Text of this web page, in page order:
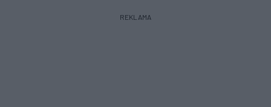
REKLAMA